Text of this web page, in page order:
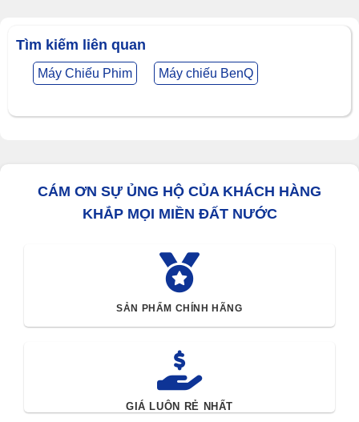
Tìm kiếm liên quan
Máy Chiếu Phim Máy chiếu BenQ
CÁM ƠN SỰ ỦNG HỘ CỦA KHÁCH HÀNG
KHẮP MỌI MIỀN ĐẤT NƯỚC
SẢN PHẨM CHÍNH HÃNG
GIÁ LUÔN RẺ NHẤT